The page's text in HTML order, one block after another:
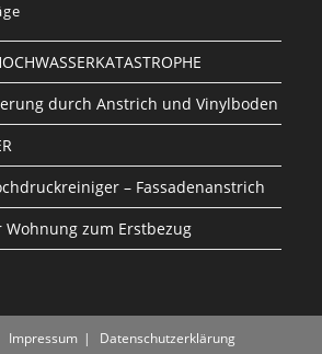
durch Anstrich und Vinylboden
– Fassadenanstrich
zum Erstbezug
Impressum Datenschutzerklärung